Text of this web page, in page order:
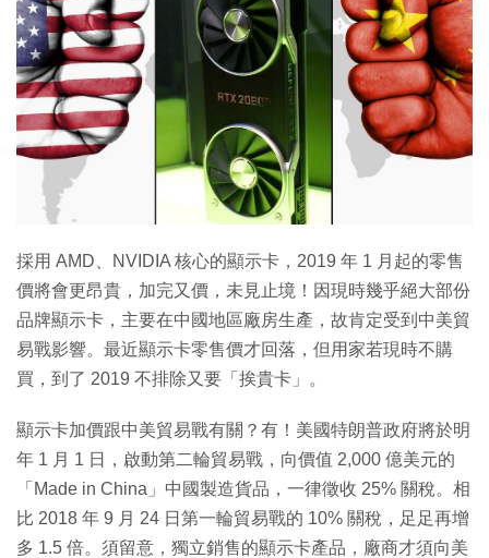
採用 AMD、NVIDIA 核心的顯示卡，2019 年 1 月起的零售
價將會更昂貴，加完又價，未見止境！因現時幾乎絕大部份
品牌顯示卡，主要在中國地區廠房生產，故肯定受到中美貿
易戰影響。最近顯示卡零售價才回落，但用家若現時不購
買，到了 2019 不排除又要「挨貴卡」。
顯示卡加價跟中美貿易戰有關？有！美國特朗普政府將於明
年 1 月 1 日，啟動第二輪貿易戰，向價值 2,000 億美元的
「Made in China」中國製造貨品，一律徵收 25% 關稅。相
比 2018 年 9 月 24 日第一輪貿易戰的 10% 關稅，足足再增
多 1.5 倍。須留意，獨立銷售的顯示卡產品，廠商才須向美